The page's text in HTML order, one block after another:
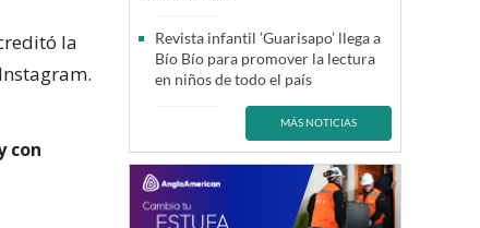
la
con
Revista infantil ’Guarisapo’ llega a
Bío Bío para promover la lectura
en niños de todo el país
MÁS NOTICIAS